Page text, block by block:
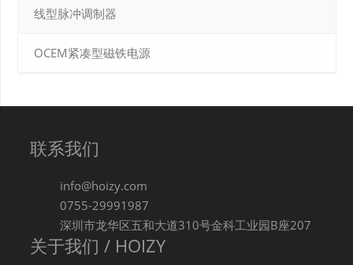
线型脉冲调制器
OCEM紧凑型磁铁电源
联系我们
info@hoizy.com
0755-29991987
深圳市龙华区五和大道310号金科工业园B座207
关于我们 / HOIZY